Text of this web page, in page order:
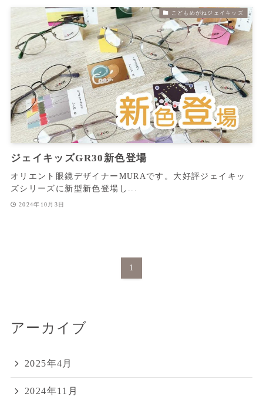
こどもめがねジェイキッズ
ジェイキッズGR30新色登場
オリエント眼鏡デザイナーMURAです。大好評ジェイキッ
ズシリーズに新型新色登場し...
2024年10月3日
1
アーカイブ
2025年4月
2024年11月